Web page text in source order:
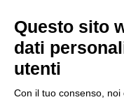
Importo
Questo sito
dati
utenti
Con il tuo consenso,